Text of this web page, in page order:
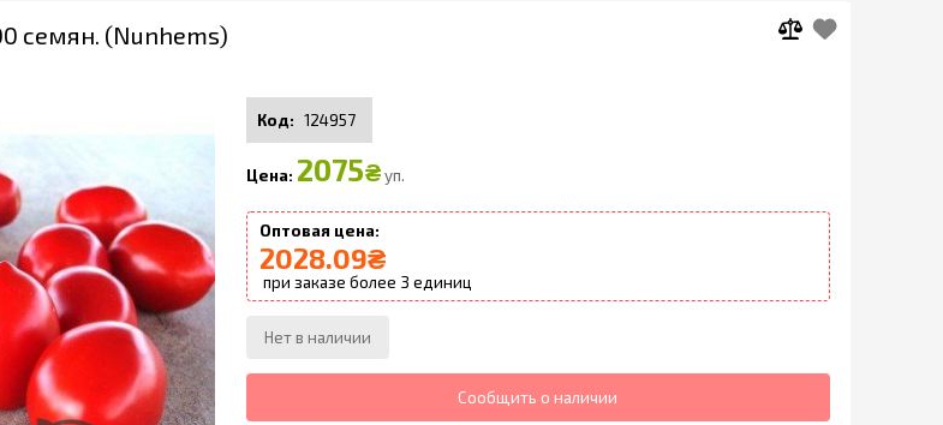
семян. (Nunhems)
124957
2075₴ уп.
2028.09₴
3